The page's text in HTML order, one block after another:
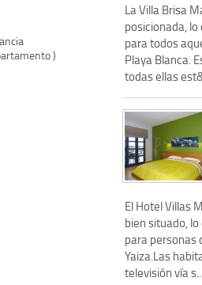
)
La Villa Brisa
posicionada, lo
para todos
Playa Blanca.
todas ellas
El Hotel Villas
bien situado,
para personas
Yaiza.Las
televisión vía s...